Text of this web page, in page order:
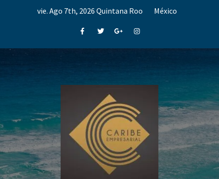
vie. Ago 7th, 2026 Quintana Roo México
FacebookTwitterGoogle+Instagram